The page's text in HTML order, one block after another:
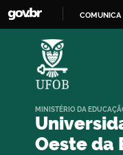
COMUNICA
Oeste da
MINISTÉRIO DA